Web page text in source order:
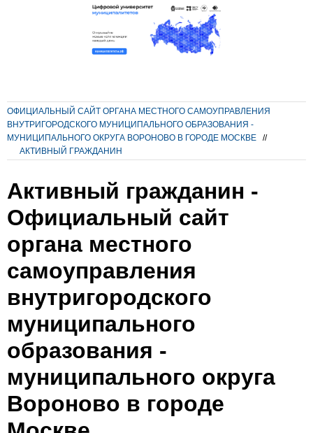
ОФИЦИАЛЬНЫЙ САЙТ ОРГАНА МЕСТНОГО САМОУПРАВЛЕНИЯ
ВНУТРИГОРОДСКОГО МУНИЦИПАЛЬНОГО ОБРАЗОВАНИЯ -
МУНИЦИПАЛЬНОГО ОКРУГА ВОРОНОВО В ГОРОДЕ МОСКВЕ
//
АКТИВНЫЙ ГРАЖДАНИН
Активный гражданин -
Официальный сайт
органа местного
самоуправления
внутригородского
муниципального
образования -
муниципального округа
Вороново в городе